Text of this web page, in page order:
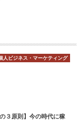
人ビジネス・マーケティング
の３原則】今の時代に稼